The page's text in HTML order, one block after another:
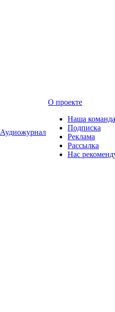
Аудиожурнал
О проекте
Наша команда
Подписка
Реклама
Рассылка
Нас